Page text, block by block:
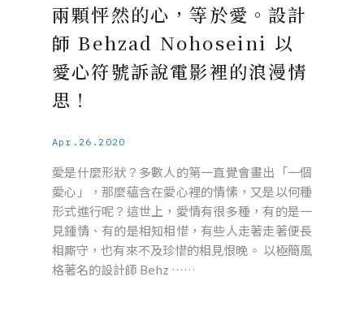
兩顆怦然的心，等於愛。設計
師 Behzad Nohoseini 以
愛心符號訴說電影裡的浪漫情
思！
Apr.26.2020
愛是什麼形狀？多數人的第一直覺會畫出「一個
愛心」，那麼蘊含在愛心裡的情愫，又是以何種
形式進行呢？這世上，愛情有很多種，有的是一
見鍾情、有的是相知相惜，有些人走著走著便長
相廝守，也有來不及珍惜的相見恨晚。 以極簡風
格著名的設計師 Behz ……